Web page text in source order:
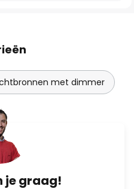
met dimmer
je graag!